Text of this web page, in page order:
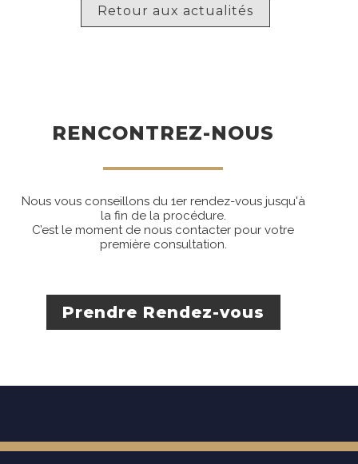
Retour aux actualités
RENCONTREZ-NOUS
Nous vous conseillons du 1er rendez-vous jusqu'à
la fin de la procédure.
C’est le moment de nous contacter pour votre
première consultation.
Prendre Rendez-vous